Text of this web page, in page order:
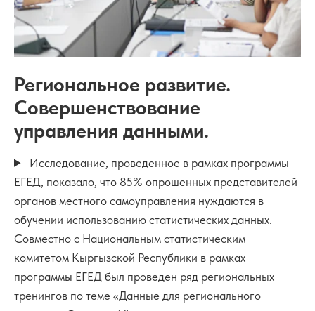
Региональное развитие.
Совершенствование
управления данными.
Исследование, проведенное в рамках программы
ЕГЕД, показало, что 85% опрошенных представителей
органов местного самоуправления нуждаются в
обучении использованию статистических данных.
Совместно с Национальным статистическим
комитетом Кыргызской Республики в рамках
программы ЕГЕД был проведен ряд региональных
тренингов по теме «Данные для регионального